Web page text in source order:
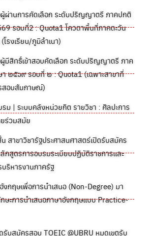
ผู้ผ่านการคัดเลือก ระดับปริญญาตรี ภาคปกติ
รอบที่2 : Quota1 โควตาพื้นที่ภาคตะวัน
โรงเรียน/ภูมิลำเนา)
ผู้มีสิทธิ์เข้าสอบคัดเลือก ระดับปริญญาตรี ภาค
๒๕๖๙ รอบที่ ๒ : Quota1 (เฉพาะสาขาที่
สอบสัมภาษณ์)
ม | ระบบคลังหน่วยกิต รายวิชา : ศิลปะการ
ร่วมสมัย
สาขาวิชารัฐประศาสนศาสตร์เปิดรับสมัคร
กสูตรการอบรมระเบียบปฏิบัติราชการและ
ริหารงานภาครัฐ
กฤษเพื่อการนำเสนอ (Non-Degree) มา
ษะการนำเสนอภาษาอังกฤษแบบ Practice-
รับสมัครสอบ TOEIC @UBRU หมดเขตรับ